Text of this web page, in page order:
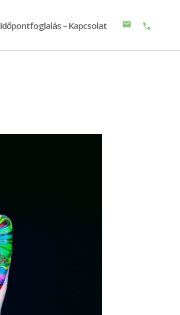
Időpontfoglalás – Kapcsolat